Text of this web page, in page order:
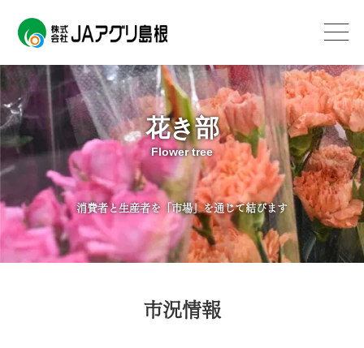
花き部
Flower tree
消費者と生産者を「市場」を通じて結びます
市況情報